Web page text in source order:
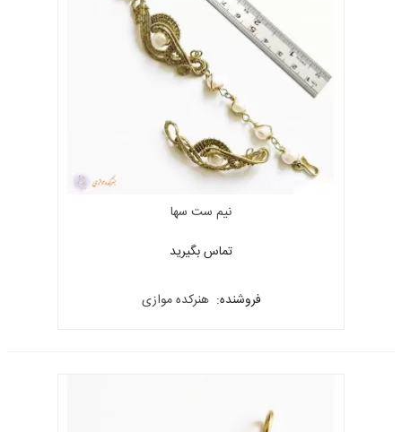
نیم ست سها
تماس بگیرید
فروشنده: هنرکده موازی